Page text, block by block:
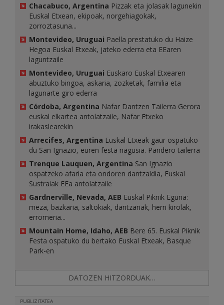
Chacabuco, Argentina Pizzak eta jolasak lagunekin
Euskal Etxean, ekipoak, norgehiagokak,
zorroztasuna...
Montevideo, Uruguai Paella prestatuko du Haize
Hegoa Euskal Etxeak, jateko ederra eta EEaren
laguntzaile
Montevideo, Uruguai Euskaro Euskal Etxearen
abuztuko bingoa, askaria, zozketak, familia eta
lagunarte giro ederra
Córdoba, Argentina Nafar Dantzen Tailerra Gerora
euskal elkartea antolatzaile, Nafar Etxeko
irakaslearekin
Arrecifes, Argentina Euskal Etxeak gaur ospatuko
du San Ignazio, euren festa nagusia. Pandero tailerra
Trenque Lauquen, Argentina San Ignazio
ospatzeko afaria eta ondoren dantzaldia, Euskal
Sustraiak EEa antolatzaile
Gardnerville, Nevada, AEB Euskal Piknik Eguna:
meza, bazkaria, saltokiak, dantzariak, herri kirolak,
erromeria...
Mountain Home, Idaho, AEB Bere 65. Euskal Piknik
Festa ospatuko du bertako Euskal Etxeak, Basque
Park-en
DATOZEN HITZORDUAK…
PUBLIZITATEA